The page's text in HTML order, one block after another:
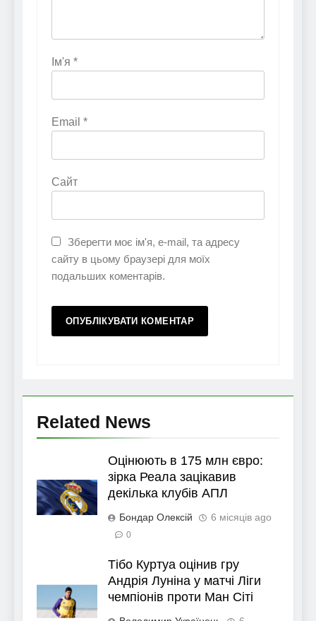
Ім'я *
Email *
Сайт
Зберегти моє ім'я, e-mail, та адресу
сайту в цьому браузері для моїх
подальших коментарів.
Related News
Оцінюють в 175 млн євро:
зірка Реала зацікавив
декілька клубів АПЛ
Бондар Олексій 6 місяців ago
0
Тібо Куртуа оцінив гру
Андрія Луніна у матчі Ліги
чемпіонів проти Ман Сіті